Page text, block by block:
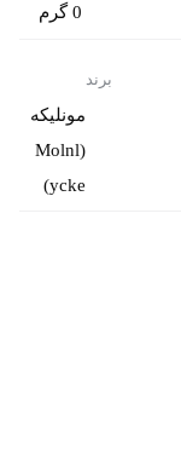
0 گرم
برند
مونلیکه
(Molnl
ycke)